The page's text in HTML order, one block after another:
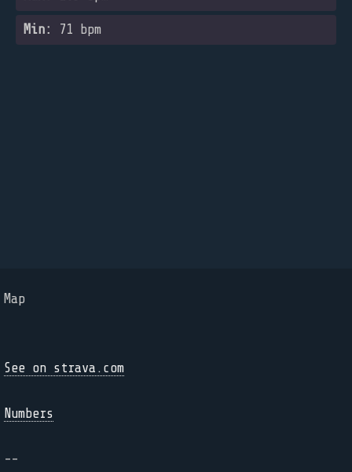
Min: 71 bpm
Map
See on strava.com
Numbers
--